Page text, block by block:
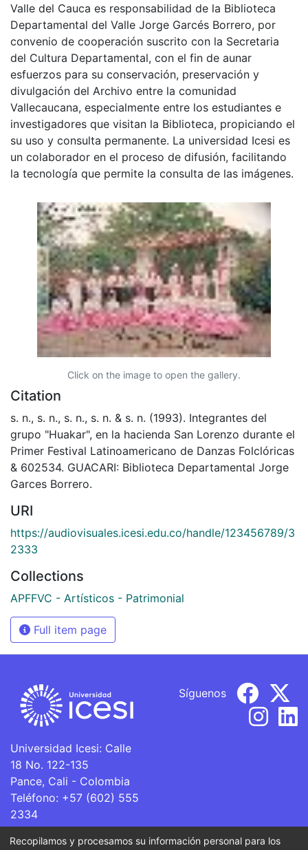
Valle del Cauca es responsabilidad de la Biblioteca
Departamental del Valle Jorge Garcés Borrero, por
convenio de cooperación suscrito con la Secretaria
del Cultura Departamental, con el fin de aunar
esfuerzos para su conservación, preservación y
divulgación del Archivo entre la comunidad
Vallecaucana, especialmente entre los estudiantes e
investigadores que visitan la Biblioteca, propiciando el
su uso y consulta permanente. La universidad Icesi es
un colaborador en el proceso de difusión, facilitando
la tecnología que permite la consulta de las imágenes.
Click on the image to open the gallery.
Citation
s. n., s. n., s. n., s. n. & s. n. (1993). Integrantes del
grupo "Huakar", en la hacienda San Lorenzo durante el
Primer Festival Latinoamericano de Danzas Folclóricas
& 602534. GUACARI: Biblioteca Departamental Jorge
Garces Borrero.
URI
https://audiovisuales.icesi.edu.co/handle/123456789/3
2333
Collections
APFFVC - Artísticos - Patrimonial
Full item page
Universidad Icesi: Calle
18 No. 122-135
Pance, Cali - Colombia
Teléfono: +57 (602) 555
2334
ventanillaunica@icesi.edu.co
Síguenos
Recopilamos y procesamos su información personal para los